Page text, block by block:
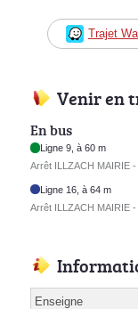
Trajet
Venir en
En bus
Ligne 9, à 60 m
Arrêt ILLZACH MAIRIE
Ligne 16, à 64 m
Arrêt ILLZACH MAIRIE
Enseigne